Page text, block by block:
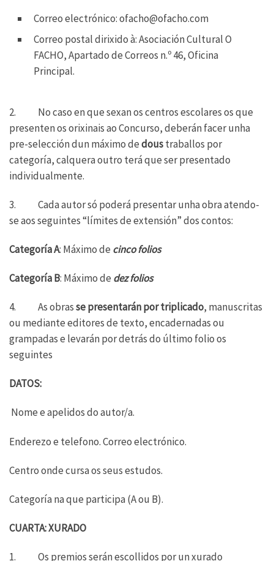
Correo electrónico: ofacho@ofacho.com
Correo postal dirixido à: Asociación Cultural O
FACHO, Apartado de Correos n.º 46, Oficina
Principal.
2. No caso en que sexan os centros escolares os que
presenten os orixinais ao Concurso, deberán facer unha
pre-selección dun máximo dedoustraballos por
categoría, calquera outro terá que ser presentado
individualmente.
3. Cada autor só poderá presentar unha obra atendo-
se aos seguintes “límites de extensión” dos contos:
Categoría A: Máximo de cinco folios
Categoría B: Máximo de dez folios
4. As obrasse presentarán por triplicado, manuscritas
ou mediante editores de texto, encadernadas ou
grampadas e levarán por detrás do último folio os
seguintes
DATOS:
Nome e apelidos do autor/a.
Enderezo e telefono. Correo electrónico.
Centro onde cursa os seus estudos.
Categoría na que participa (A ou B).
CUARTA: XURADO
1. Os premios serán escollidos por un xurado